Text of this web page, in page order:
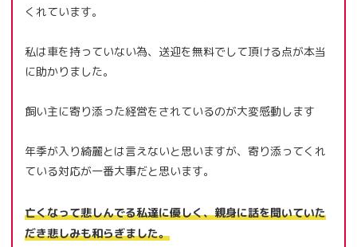
くれています。
私は車を持っていない為、送迎を無料でして頂ける点が本当
に助かりました。
飼い主に寄り添った経営をされているのが大変感動します
年季が入り綺麗とは言えないと思いますが、寄り添ってくれ
ている対応が一番大事だと思います。
亡くなって悲しんでる私達に優しく、親身に話を聞いていた
だき悲しみも和らぎました。